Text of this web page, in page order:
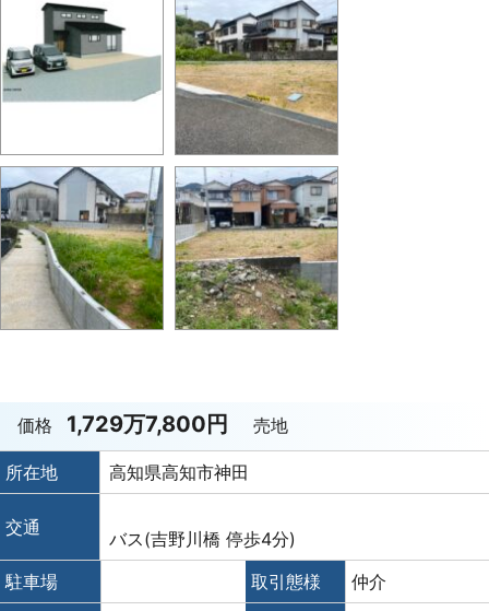
価格 1,729万7,800円 売地
所在地 高知県高知市神田
交通
バス(吉野川橋 停歩4分)
駐車場
取引態様
仲介